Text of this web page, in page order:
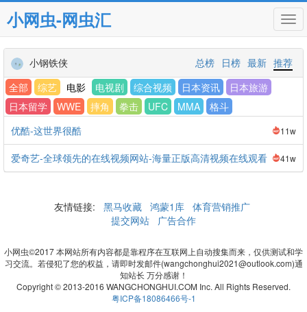
小网虫-网虫汇
小钢铁侠 推荐
最新
日榜
总榜
全部
综艺 电影 电视剧 综合视频 日本资讯
日本旅游
日本留学
WWE 摔角 拳击 UFC MMA
格斗
优酷-这世界很酷
11w
爱奇艺-全球领先的在线视频网站-海量正版高清视频在线观看 41w
友情链接: 黑马收藏 鸿蒙1库 体育营销推广
提交网站
广告合作
小网虫©2017 本网站所有内容都是靠程序在互联网上自动搜集而来，仅供测试和学
习交流。若侵犯了您的权益，请即时发邮件(wangchonghui2021@outlook.com)通
知站长 万分感谢！
Copyright © 2013-2016 WANGCHONGHUI.COM Inc. All Rights Reserved.
粤ICP备18086466号-1